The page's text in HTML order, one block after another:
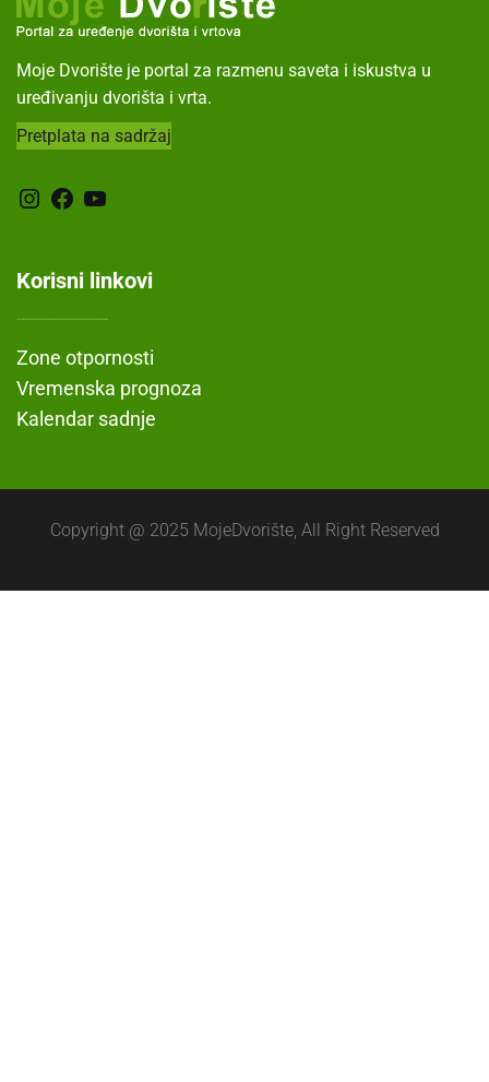
Moje Dvorište je portal za razmenu saveta i iskustva u
uređivanju dvorišta i vrta.
Pretplata na sadržaj
Instagram Facebook YouTube
Korisni linkovi
---------------------
Zone otpornosti
Vremenska prognoza
Kalendar sadnje
Copyright @ 2025 MojeDvorište, All Right Reserved